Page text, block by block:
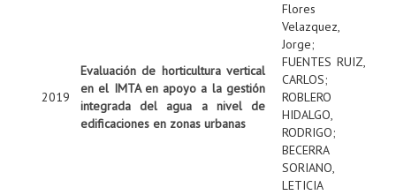
2019
Evaluación de horticultura vertical
en el IMTA en apoyo a la gestión
integrada del agua a nivel de
edificaciones en zonas urbanas
Flores
Velazquez,
Jorge;
FUENTES RUIZ,
CARLOS;
ROBLERO
HIDALGO,
RODRIGO;
BECERRA
SORIANO,
LETICIA